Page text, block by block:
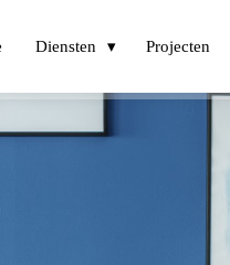
Diensten Projecten